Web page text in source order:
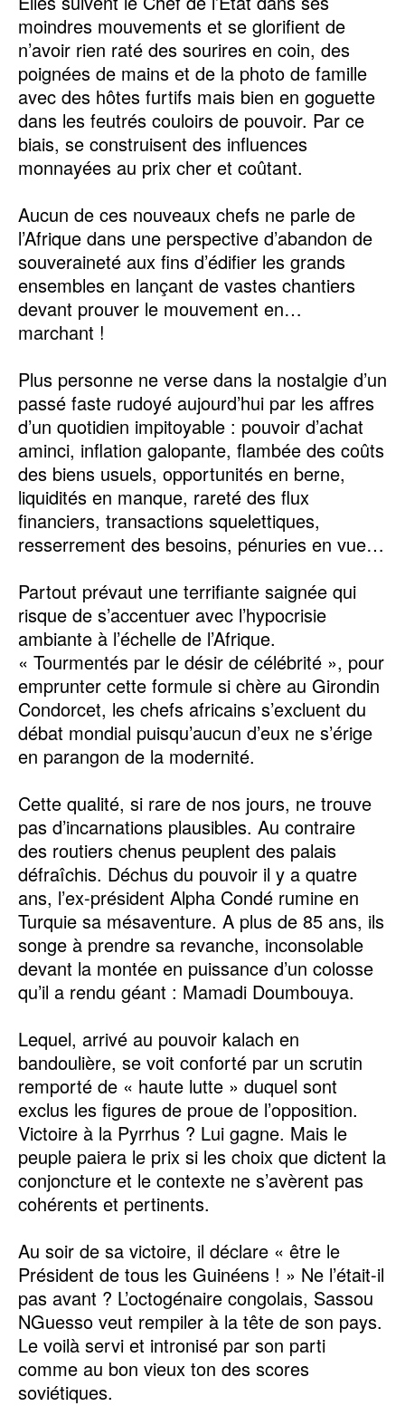
moindres mouvements et se glorifient de
n’avoir rien raté des sourires en coin, des
poignées de mains et de la photo de famille
avec des hôtes furtifs mais bien en goguette
dans les feutrés couloirs de pouvoir. Par ce
biais, se construisent des influences
monnayées au prix cher et coûtant.
Aucun de ces nouveaux chefs ne parle de
l’Afrique dans une perspective d’abandon de
souveraineté aux fins d’édifier les grands
ensembles en lançant de vastes chantiers
devant prouver le mouvement en…
marchant !
Plus personne ne verse dans la nostalgie d’un
passé faste rudoyé aujourd’hui par les affres
d’un quotidien impitoyable : pouvoir d’achat
aminci, inflation galopante, flambée des coûts
des biens usuels, opportunités en berne,
liquidités en manque, rareté des flux
financiers, transactions squelettiques,
resserrement des besoins, pénuries en vue…
Partout prévaut une terrifiante saignée qui
risque de s’accentuer avec l’hypocrisie
ambiante à l’échelle de l’Afrique.
« Tourmentés par le désir de célébrité », pour
emprunter cette formule si chère au Girondin
Condorcet, les chefs africains s’excluent du
débat mondial puisqu’aucun d’eux ne s’érige
en parangon de la modernité.
Cette qualité, si rare de nos jours, ne trouve
pas d’incarnations plausibles. Au contraire
des routiers chenus peuplent des palais
défraîchis. Déchus du pouvoir il y a quatre
ans, l’ex-président Alpha Condé rumine en
Turquie sa mésaventure. A plus de 85 ans, ils
songe à prendre sa revanche, inconsolable
devant la montée en puissance d’un colosse
qu’il a rendu géant : Mamadi Doumbouya.
Lequel, arrivé au pouvoir kalach en
bandoulière, se voit conforté par un scrutin
remporté de « haute lutte » duquel sont
exclus les figures de proue de l’opposition.
Victoire à la Pyrrhus ? Lui gagne. Mais le
peuple paiera le prix si les choix que dictent la
conjoncture et le contexte ne s’avèrent pas
cohérents et pertinents.
Au soir de sa victoire, il déclare « être le
Président de tous les Guinéens ! » Ne l’était-il
pas avant ? L’octogénaire congolais, Sassou
NGuesso veut rempiler à la tête de son pays.
Le voilà servi et intronisé par son parti
comme au bon vieux ton des scores
soviétiques.